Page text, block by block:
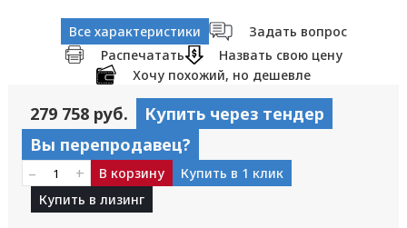
Все характеристики
Задать вопрос
Распечатать
Назвать свою цену
Хочу похожий, но дешевле
279 758 руб.
Купить через тендер
Вы перепродавец?
– + В корзину
Купить в 1 клик
Купить в лизинг